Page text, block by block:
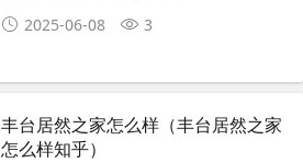
2025-06-08 3
丰台居然之家怎么样（丰台居然之家
怎么样知乎）